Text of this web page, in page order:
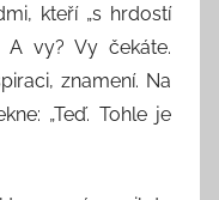
kteří „s hrdostí
A vy? Vy čekáte.
znamení. Na
„Teď. Tohle je